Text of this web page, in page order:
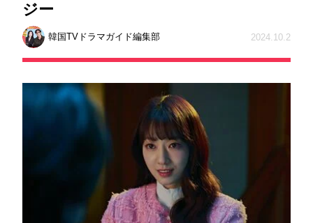
ジー
韓国TVドラマガイド編集部 2024.10.2